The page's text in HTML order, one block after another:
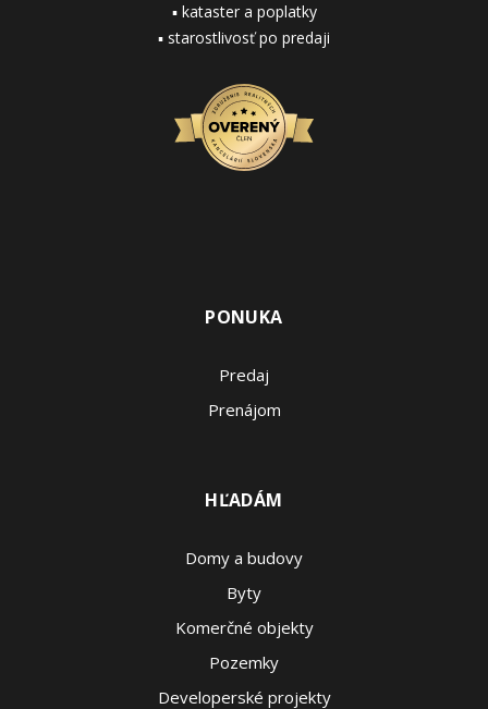
▪ kataster a poplatky
▪ starostlivosť po predaji
PONUKA
Predaj
Prenájom
HĽADÁM
Domy a budovy
Byty
Komerčné objekty
Pozemky
Developerské projekty